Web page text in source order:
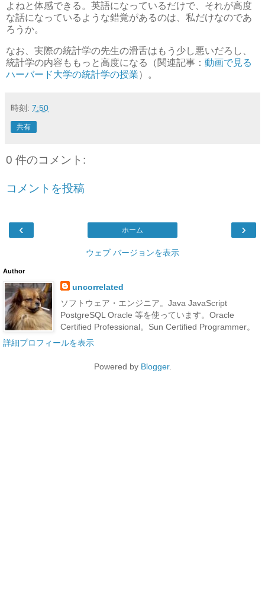
よねと体感できる。英語になっているだけで、それが高度
な話になっているような錯覚があるのは、私だけなのであ
ろうか。
なお、実際の統計学の先生の滑舌はもう少し悪いだろし、
統計学の内容ももっと高度になる（関連記事： 動画で見る
ハーバード大学の統計学の授業）。
時刻: 7:50
共有
0 件のコメント:
コメントを投稿
‹ ›
ホーム
ウェブ バージョンを表示
Author
uncorrelated
ソフトウェア・エンジニア。Java JavaScript
PostgreSQL Oracle 等を使っています。Oracle
Certified Professional。Sun Certified Programmer。
詳細プロフィールを表示
Powered by Blogger.